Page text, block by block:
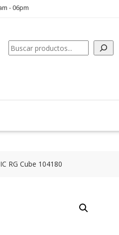
- 06pm
Buscar
RG Cube 104180